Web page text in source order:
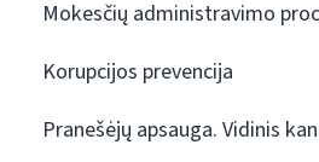
Mokesčių administravimo
Korupcijos prevencija
Pranešėjų apsauga. Vidinis